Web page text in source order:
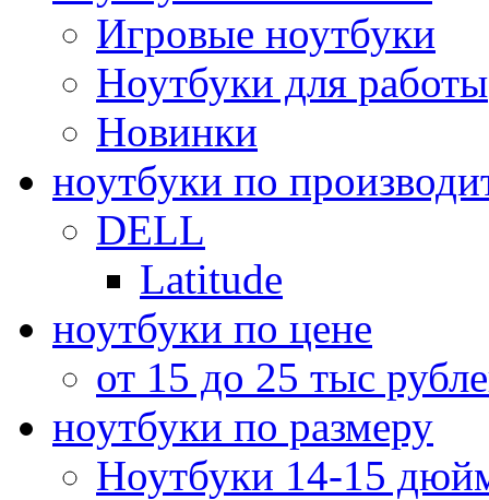
Игровые ноутбуки
Ноутбуки для работы
Новинки
ноутбуки по
DELL
Latitude
ноутбуки по цене
от 15 до 25 тыс
ноутбуки по размеру
Ноутбуки 14-15